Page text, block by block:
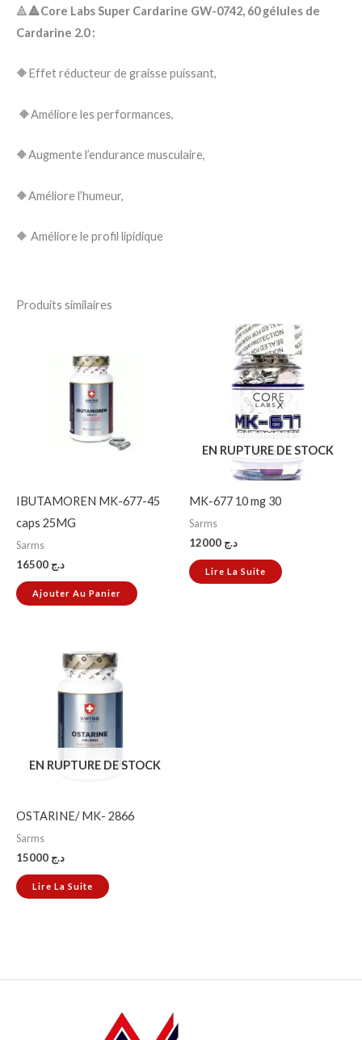
🔺🔺Core Labs Super Cardarine GW-0742, 60 gélules de
Cardarine 2.0 :
🔶Effet réducteur de graisse puissant,
🔶Améliore les performances,
🔶Augmente l’endurance musculaire,
🔶Améliore l’humeur,
🔶 Améliore le profil lipidique
Produits similaires
IBUTAMOREN MK-677-45
caps 25MG
Sarms
د.ج
Ajouter Au Panier
EN RUPTURE DE STOCK
MK-677 10 mg 30
Sarms
د.ج
Lire La Suite
EN RUPTURE DE STOCK
OSTARINE/ MK- 2866
Sarms
د.ج
Lire La Suite